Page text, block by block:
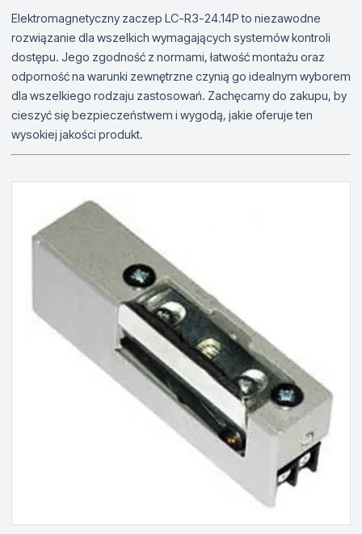
Elektromagnetyczny zaczep LC-R3-24.14P to niezawodne
rozwiązanie dla wszelkich wymagających systemów kontroli
dostępu. Jego zgodność z normami, łatwość montażu oraz
odporność na warunki zewnętrzne czynią go idealnym wyborem
dla wszelkiego rodzaju zastosowań. Zachęcamy do zakupu, by
cieszyć się bezpieczeństwem i wygodą, jakie oferuje ten
wysokiej jakości produkt.